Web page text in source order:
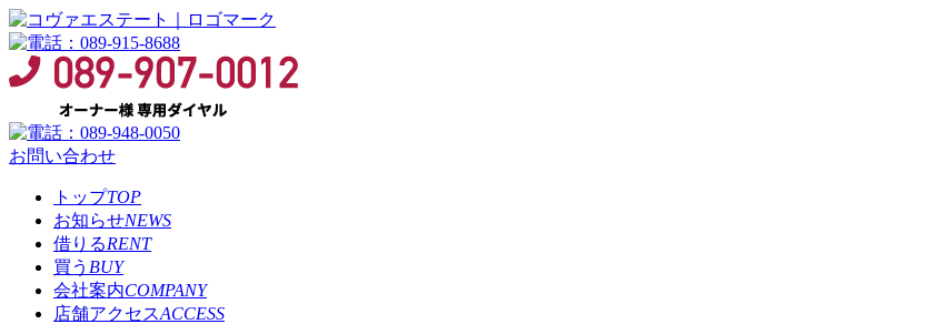
お問い合わせ
トップTOP
お知らせNEWS
借りるRENT
買う BUY
会社案内COMPANY
店舗アクセスACCESS